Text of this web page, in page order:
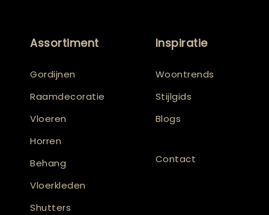
Assortiment
Gordijnen
Raamdecoratie
Vloeren
Horren
Behang
Vloerkleden
Shutters
Inspiratie
Woontrends
Stijlgids
Blogs
Contact